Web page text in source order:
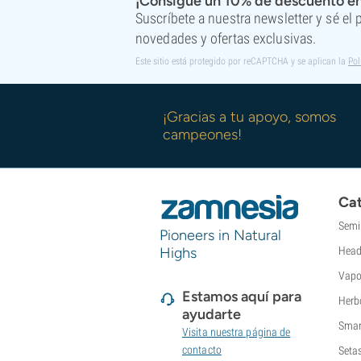
Suscríbete a nuestra newsletter y sé el
novedades y ofertas exclusivas.
Este sitio está protegido por reCAPTCHA y se aplican la
¡Gracias a tu apoyo, somos
campeones!
Pioneers in Natural
Highs
Estamos aquí para
ayudarte
Visita nuestra página de
contacto